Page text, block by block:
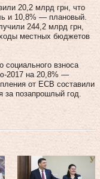
20,2 млрд грн, что
и 10,8% — плановый.
244,2 млрд грн,
местных бюджетов
социального взноса
2017 на 20,8% —
от ЕСВ составили
за позапрошлый год.